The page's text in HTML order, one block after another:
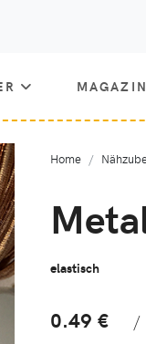
MAGAZIN
Home
elastisch
0.49 € /